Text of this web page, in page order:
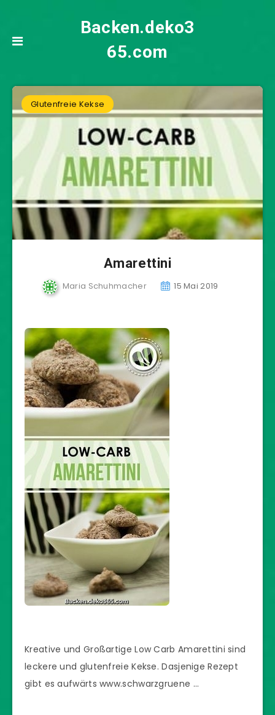
Backen.deko3
65.com
Glutenfreie Kekse
Amarettini
Maria Schuhmacher 15 Mai 2019
Kreative und Großartige Low Carb Amarettini sind
leckere und glutenfreie Kekse. Dasjenige Rezept
gibt es aufwärts www.schwarzgruene …